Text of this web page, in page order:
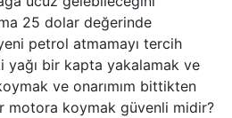
25 dolar değerinde
petrol atmamayı tercih
yağı bir kapta yakalamak ve
ve onarımım bittikten
motora koymak güvenli midir?